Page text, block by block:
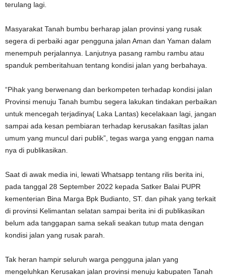
terulang lagi.
Masyarakat Tanah bumbu berharap jalan provinsi yang rusak
segera di perbaiki agar pengguna jalan Aman dan Yaman dalam
menempuh perjalannya. Lanjutnya pasang rambu rambu atau
spanduk pemberitahuan tentang kondisi jalan yang berbahaya.
“Pihak yang berwenang dan berkompeten terhadap kondisi jalan
Provinsi menuju Tanah bumbu segera lakukan tindakan perbaikan
untuk mencegah terjadinya( Laka Lantas) kecelakaan lagi, jangan
sampai ada kesan pembiaran terhadap kerusakan fasiltas jalan
umum yang muncul dari publik”, tegas warga yang enggan nama
nya di publikasikan.
Saat di awak media ini, lewati Whatsapp tentang rilis berita ini,
pada tanggal 28 September 2022 kepada Satker Balai PUPR
kementerian Bina Marga Bpk Budianto, ST. dan pihak yang terkait
di provinsi Kelimantan selatan sampai berita ini di publikasikan
belum ada tanggapan sama sekali seakan tutup mata dengan
kondisi jalan yang rusak parah.
Tak heran hampir seluruh warga pengguna jalan yang
mengeluhkan Kerusakan jalan provinsi menuju kabupaten Tanah